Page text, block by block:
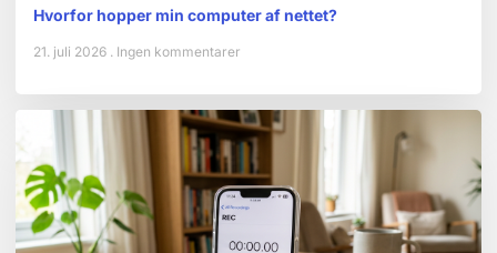
Hvorfor hopper min computer af nettet?
21. juli 2026 Ingen kommentarer